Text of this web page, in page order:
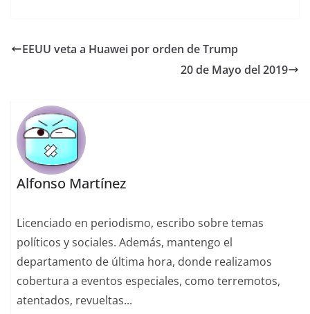
EEUU veta a Huawei por orden de Trump
20 de Mayo del 2019
Alfonso Martínez
Licenciado en periodismo, escribo sobre temas
políticos y sociales. Además, mantengo el
departamento de última hora, donde realizamos
cobertura a eventos especiales, como terremotos,
atentados, revueltas...